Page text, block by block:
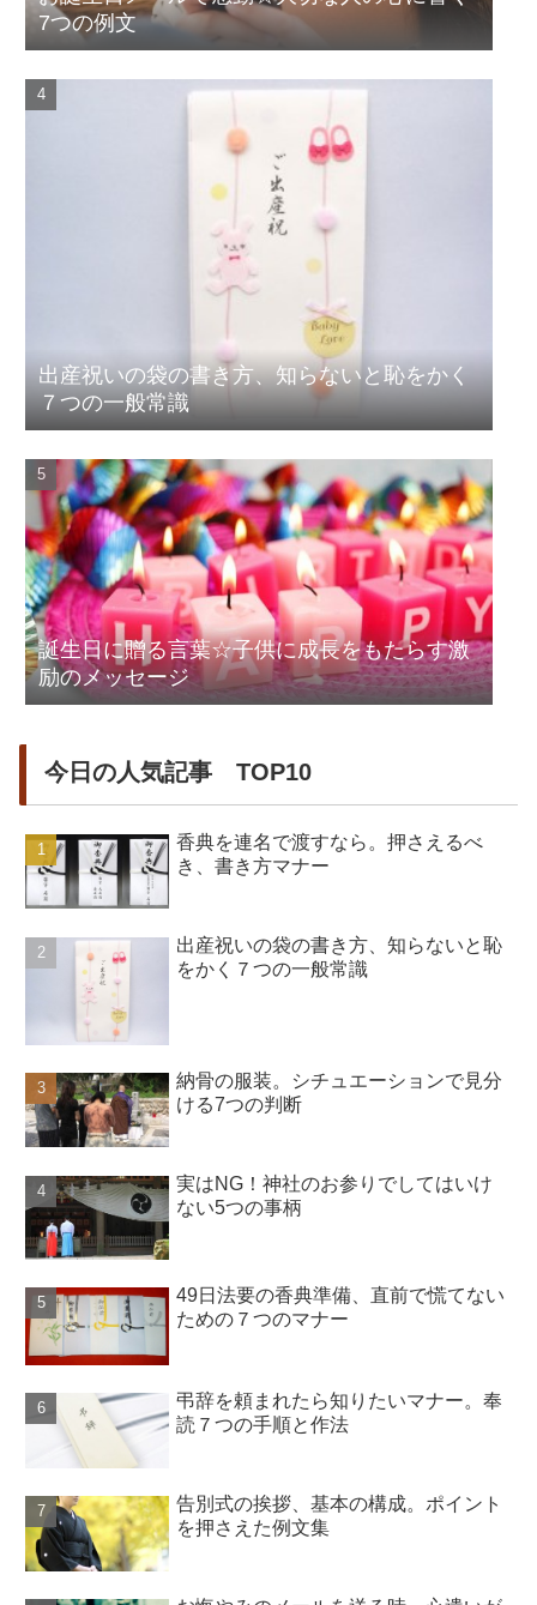
7つの例文
出産祝いの袋の書き方、知らないと恥をかく
７つの一般常識
誕生日に贈る言葉☆子供に成長をもたらす激
励のメッセージ
今日の人気記事 TOP10
香典を連名で渡すなら。押さえるべ
き、書き方マナー
出産祝いの袋の書き方、知らないと恥
をかく７つの一般常識
納骨の服装。シチュエーションで見分
ける7つの判断
実はNG！神社のお参りでしてはいけ
ない5つの事柄
49日法要の香典準備、直前で慌てない
ための７つのマナー
弔辞を頼まれたら知りたいマナー。奉
読７つの手順と作法
告別式の挨拶、基本の構成。ポイント
を押さえた例文集